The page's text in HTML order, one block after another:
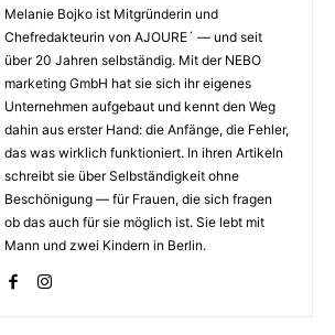
Melanie Bojko ist Mitgründerin und
Chefredakteurin von AJOURE´ — und seit
über 20 Jahren selbständig. Mit der NEBO
marketing GmbH hat sie sich ihr eigenes
Unternehmen aufgebaut und kennt den Weg
dahin aus erster Hand: die Anfänge, die Fehler,
das was wirklich funktioniert. In ihren Artikeln
schreibt sie über Selbständigkeit ohne
Beschönigung — für Frauen, die sich fragen
ob das auch für sie möglich ist. Sie lebt mit
Mann und zwei Kindern in Berlin.